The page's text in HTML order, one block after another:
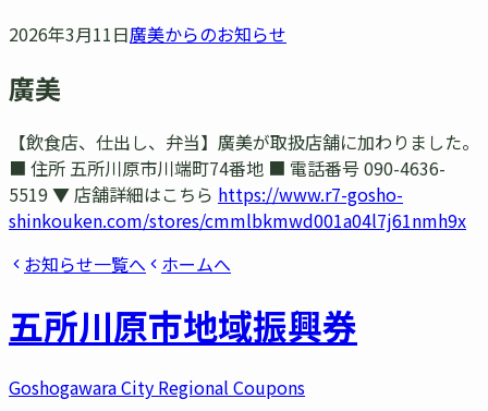
2026年3月11日廣美からのお知らせ
廣美
【飲食店、仕出し、弁当】廣美が取扱店舗に加わりました。
■ 住所 五所川原市川端町74番地 ■ 電話番号 090-4636-
5519 ▼ 店舗詳細はこちら https://www.r7-gosho-
shinkouken.com/stores/cmmlbkmwd001a04l7j61nmh9x
お知らせ一覧へ
ホームへ
五所川原市地域振興券
Goshogawara City Regional Coupons